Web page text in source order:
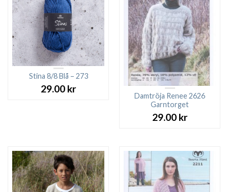
Stina 8/8 Blå – 273
29.00 kr
Damtröja Renee 2626
Garntorget
29.00 kr